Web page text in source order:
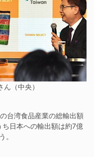
（中央）
台湾食品産業の総輸出額
日本への輸出額は約7億
。